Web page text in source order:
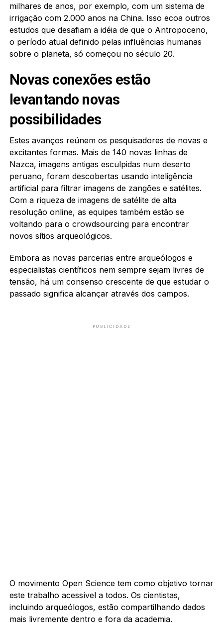
milhares de anos, por exemplo, com um sistema de
irrigação com 2.000 anos na China. Isso ecoa outros
estudos que desafiam a idéia de que o Antropoceno,
o período atual definido pelas influências humanas
sobre o planeta, só começou no século 20.
Novas conexões estão
levantando novas
possibilidades
Estes avanços reúnem os pesquisadores de novas e
excitantes formas. Mais de 140 novas linhas de
Nazca, imagens antigas esculpidas num deserto
peruano, foram descobertas usando inteligência
artificial para filtrar imagens de zangões e satélites.
Com a riqueza de imagens de satélite de alta
resolução online, as equipes também estão se
voltando para o crowdsourcing para encontrar
novos sítios arqueológicos.
Embora as novas parcerias entre arqueólogos e
especialistas científicos nem sempre sejam livres de
tensão, há um consenso crescente de que estudar o
passado significa alcançar através dos campos.
PUBLICIDADE
O movimento Open Science tem como objetivo tornar
este trabalho acessível a todos. Os cientistas,
incluindo arqueólogos, estão compartilhando dados
mais livremente dentro e fora da academia.